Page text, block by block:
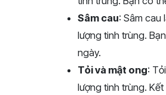
Sâm cau: Sâm
lượng tinh trùng.
ngày.
Tỏi và mật ong:
lượng tinh trùng.